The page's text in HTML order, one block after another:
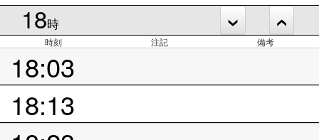
18時
時刻 注記 備考
18:03
18:13